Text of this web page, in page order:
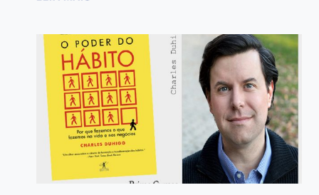
É
RICO
COM
APENAS
UMA
PERGUNTA!